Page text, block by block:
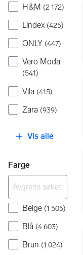
H&M (2 172)
Lindex (425)
ONLY (447)
Vero Moda
(541)
Vila (415)
Zara (939)
Vis alle
Farge
Beige (1 505)
Blå (4 603)
Brun (1 024)